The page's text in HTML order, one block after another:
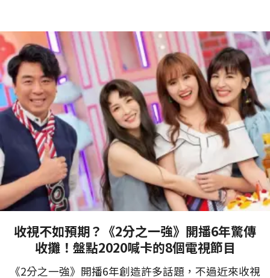
收視不如預期？《2分之一強》開播6年驚傳
收攤！盤點2020喊卡的8個電視節目
《2分之一強》開播6年創造許多話題，不過近來收視